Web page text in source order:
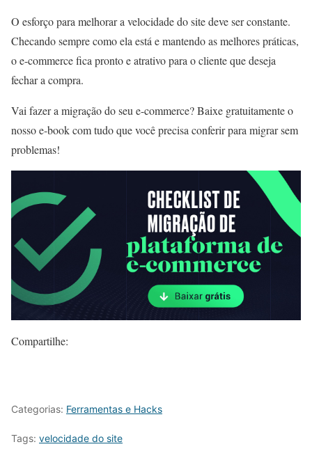
O esforço para melhorar a velocidade do site deve ser constante.
Checando sempre como ela está e mantendo as melhores práticas,
o e-commerce fica pronto e atrativo para o cliente que deseja
fechar a compra.
Vai fazer a migração do seu e-commerce? Baixe gratuitamente o
nosso e-book com tudo que você precisa conferir para migrar sem
problemas!
Compartilhe:
Categorias: Ferramentas e Hacks
Tags: velocidade do site